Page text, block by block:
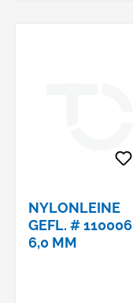
NYLONLEINE
GEFL. # 110006
6,0 MM